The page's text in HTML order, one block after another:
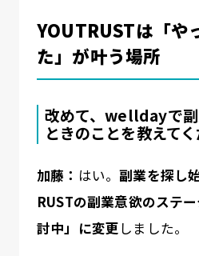
YOUTRUSTは「や
た」が叶う場所
改めて、welldayで
ときのことを教えてく
加藤： はい。副業を探し
RUSTの副業意欲のステ
討中」に変更 しました。